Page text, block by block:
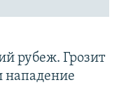
рубеж. Грозит
нападение